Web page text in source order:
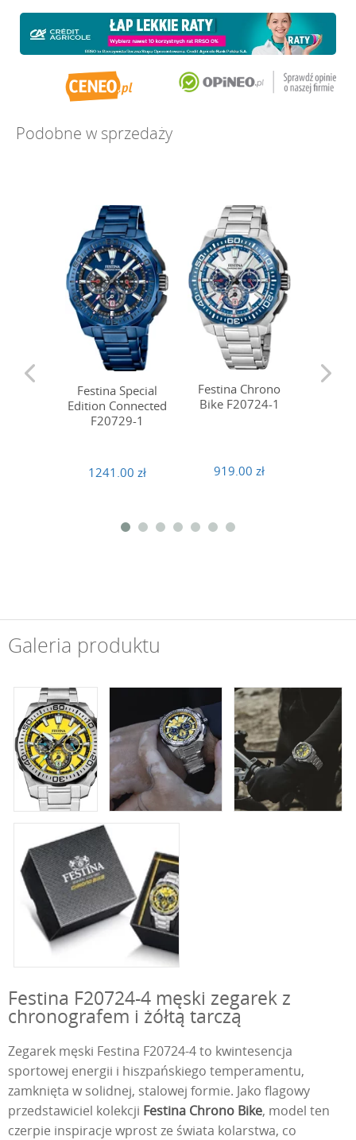
Podobne w sprzedaży
Festina Special
Edition Connected
F20729-1
1241.00 zł
Festina Chrono
Bike F20724-1
919.00 zł
Galeria produktu
Festina F20724-4 męski zegarek z
chronografem i żółtą tarczą
Zegarek męski Festina F20724-4 to kwintesencja
sportowej energii i hiszpańskiego temperamentu,
zamknięta w solidnej, stalowej formie. Jako flagowy
przedstawiciel kolekcji Festina Chrono Bike, model ten
czerpie inspiracje wprost ze świata kolarstwa, co